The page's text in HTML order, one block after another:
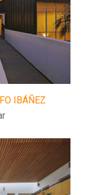
IBÁÑEZ